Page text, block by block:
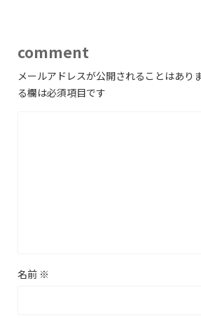
comment
メールアドレスが公開されることはあり
る欄は必須項目です
名前 ※